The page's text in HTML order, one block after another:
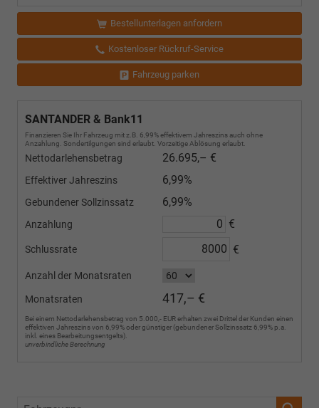
Bestellunterlagen anfordern
Kostenloser Rückruf-Service
Fahrzeug parken
SANTANDER & Bank11
Finanzieren Sie Ihr Fahrzeug mit z.B. 6,99% effektivem Jahreszins auch ohne
Anzahlung. Sondertilgungen sind erlaubt. Vorzeitige Ablösung erlaubt.
Nettodarlehensbetrag 26.695,– €
Effektiver Jahreszins 6,99%
Gebundener Sollzinssatz 6,99%
Anzahlung €
Schlussrate €
Anzahl der Monatsraten
Monatsraten 417,– €
Bei einem Nettodarlehensbetrag von 5.000,- EUR erhalten zwei Drittel der Kunden einen
effektiven Jahreszins von 6,99% oder günstiger (gebundener Sollzinssatz 6,99% p.a.
inkl. eines Bearbeitungsentgelts).
unverbindliche Berechnung